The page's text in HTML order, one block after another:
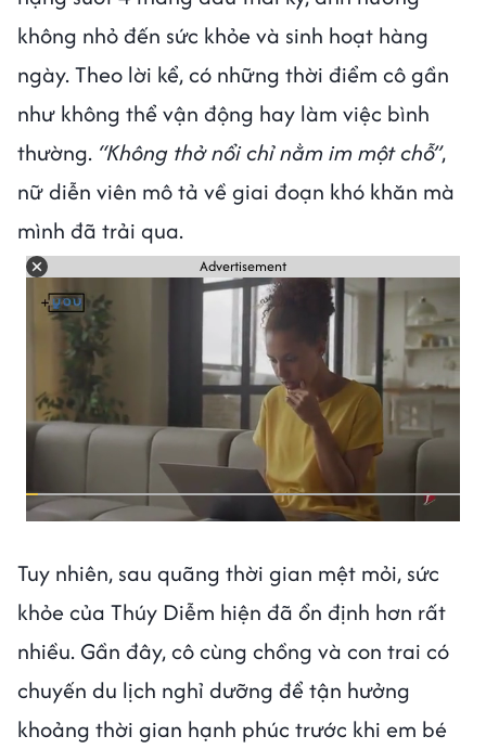
không nhỏ đến sức khỏe và sinh hoạt hàng
ngày. Theo lời kể, có những thời điểm cô gần
như không thể vận động hay làm việc bình
thường. “Không thở nổi chỉ nằm im một chỗ”,
nữ diễn viên mô tả về giai đoạn khó khăn mà
mình đã trải qua.
Advertisement
Tuy nhiên, sau quãng thời gian mệt mỏi, sức
khỏe của Thúy Diễm hiện đã ổn định hơn rất
nhiều. Gần đây, cô cùng chồng và con trai có
chuyến du lịch nghỉ dưỡng để tận hưởng
khoảng thời gian hạnh phúc trước khi em bé